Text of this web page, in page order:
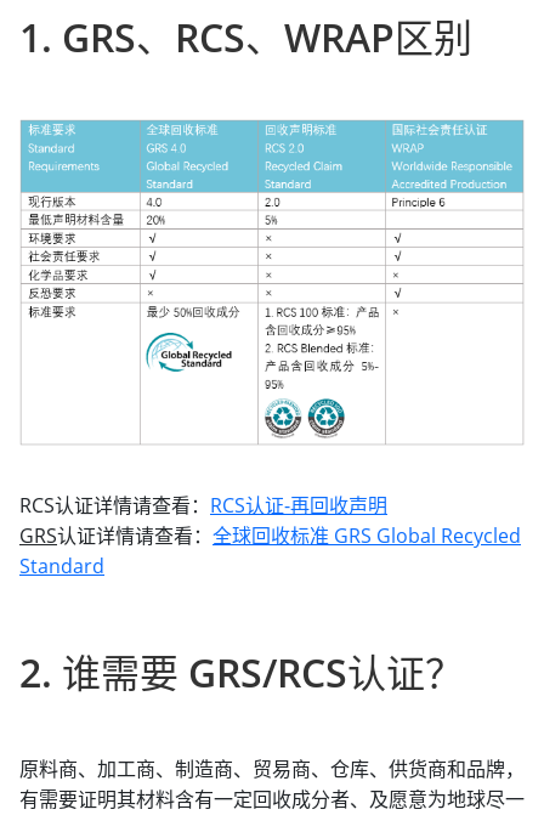
1. GRS、RCS、WRAP区别
RCS认证详情请查看： RCS认证-再回收声明
GRS认证详情请查看： 全球回收标准 GRS Global Recycled
Standard
2. 谁需要 GRS/RCS认证？
原料商、加工商、制造商、贸易商、仓库、供货商和品牌，
有需要证明其材料含有一定回收成分者、及愿意为地球尽一